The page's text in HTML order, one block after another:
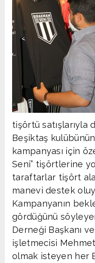
tişörtü satışlarıyla
Beşiktaş kulübünün
kampanyası için
Seni” tişörtlerine
taraftarlar tişört
manevi destek
Kampanyanın
gördüğünü
Derneği Başkanı
işletmecisi Mehmet
olmak isteyen her